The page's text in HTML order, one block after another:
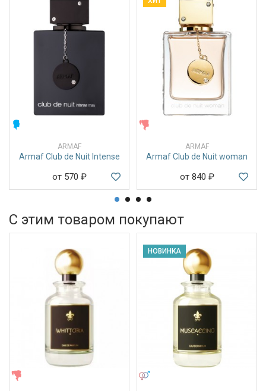
ARMAF
Armaf Club de Nuit Intense
от 570 ₽
ARMAF
Armaf Club de Nuit woman
от 840 ₽
С этим товаром покупают
НОВИНКА